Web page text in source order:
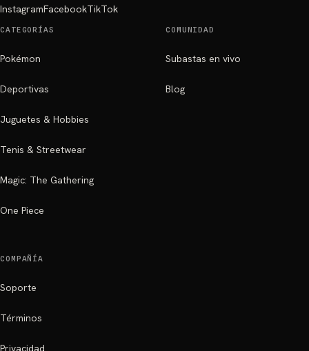
InstagramFacebookTikTok
CATEGORÍAS
Pokémon
Deportivas
Juguetes & Hobbies
Tenis & Streetwear
Magic: The Gathering
One Piece
COMUNIDAD
Subastas en vivo
Blog
COMPAÑÍA
Soporte
Términos
Privacidad